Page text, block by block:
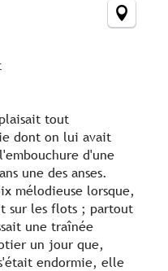
tout
dont on lui avait
d'une
une des anses.
mélodieuse lorsque,
sur les flots ; partout
une traînée
un jour que,
endormie, elle